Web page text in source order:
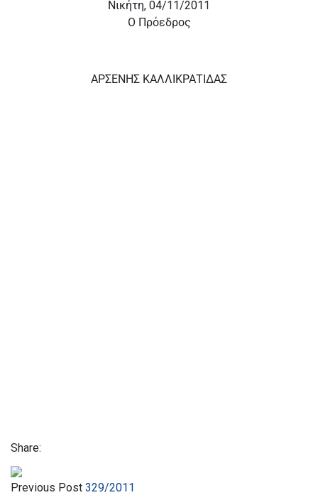
Νικήτη, 04/11/2011
Ο Πρόεδρος
ΑΡΣΕΝΗΣ ΚΑΛΛΙΚΡΑΤΙΔΑΣ
Share:
Previous Post 329/2011